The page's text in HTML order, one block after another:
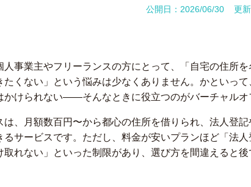
公開日：2026/06/30 更
人事業主やフリーランスの方にとって、「自宅の住所
たくない」という悩みは少なくありません。かといっ
かけられない——そんなときに役立つのがバーチャルオ
は、月額数百円〜から都心の住所を借りられ、法人登
るサービスです。ただし、料金が安いプランほど「法
取れない」といった制限があり、選び方を間違えると